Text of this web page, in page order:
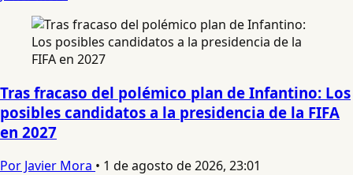
Tras fracaso del polémico plan de Infantino: Los
posibles candidatos a la presidencia de la FIFA
en 2027
Por Javier Mora • 1 de agosto de 2026, 23:01